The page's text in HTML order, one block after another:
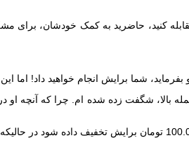
کنید، حاضرید به کمک خودشان،
شما برایش انجام خواهید داد!
شگفت زده شده ام. چرا که آنچه او